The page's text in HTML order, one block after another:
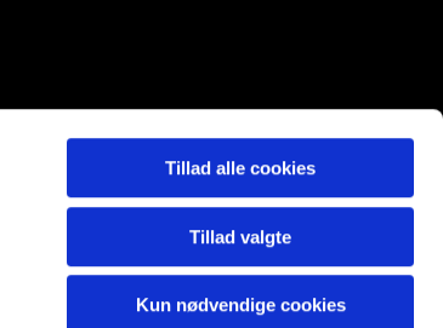
Tillad alle cookies
Tillad valgte
Kun nødvendige cookies